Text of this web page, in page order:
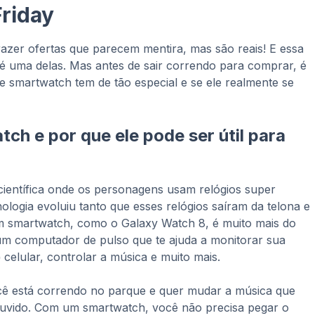
ofertas que parecem mentira, mas são reais! E essa
uma delas. Mas antes de sair correndo para comprar, é
smartwatch tem de tão especial e se ele realmente se
e por que ele pode ser útil para
onde os personagens usam relógios super
evoluiu tanto que esses relógios saíram da telona e
smartwatch, como o Galaxy Watch 8, é muito mais do
computador de pulso que te ajuda a monitorar sua
controlar a música e muito mais.
está correndo no parque e quer mudar a música que
Com um smartwatch, você não precisa pegar o